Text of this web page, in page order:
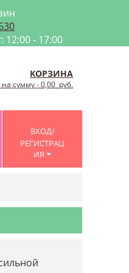
12:00 - 17:00
КОРЗИНА
на сумму-0,00 руб.
ВХОД/
РЕГИСТРАЦ
ИЯ